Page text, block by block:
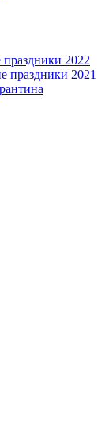
праздники 2022
праздники 2021